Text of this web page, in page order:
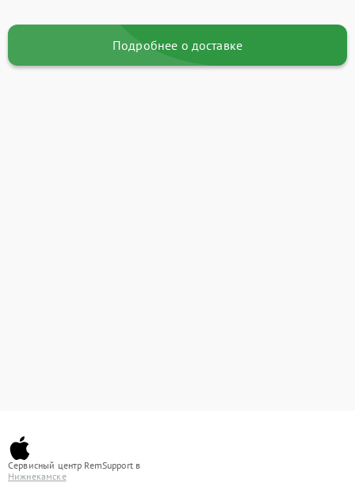
Подробнее о доставке
Сервисный центр RemSupport в
Нижнекамске